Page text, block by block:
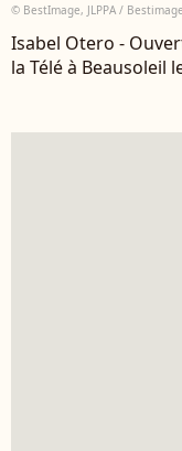
© BestImage, JLPPA / Bestimage
Isabel Otero -
la Télé à Beausoleil